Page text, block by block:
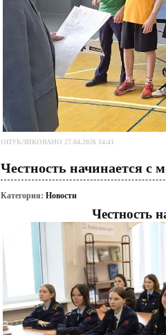
ОПУБЛИКОВАНО 27.04.2026 14:41
Честность начинается с
Категория: Новости
Честность